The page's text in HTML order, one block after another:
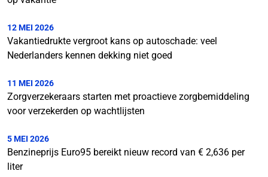
12 MEI 2026
Vakantiedrukte vergroot kans op autoschade: veel
Nederlanders kennen dekking niet goed
11 MEI 2026
Zorgverzekeraars starten met proactieve zorgbemiddeling
voor verzekerden op wachtlijsten
5 MEI 2026
Benzineprijs Euro95 bereikt nieuw record van € 2,636 per
liter